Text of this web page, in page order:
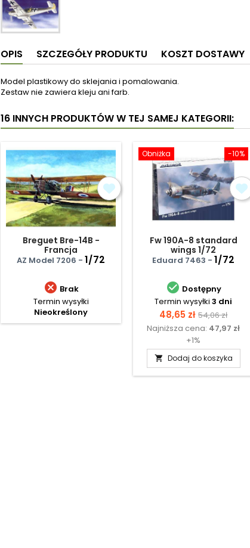
OPIS SZCZEGÓŁY PRODUKTU KOSZT DOSTAWY
Model plastikowy do sklejania i pomalowania.
Zestaw nie zawiera kleju ani farb.
16 INNYCH PRODUKTÓW W TEJ SAMEJ KATEGORII:
Breguet Bre-14B -
Francja
AZ Model 7206 - 1/72
 Brak
Termin wysyłki
Nieokreślony
-10%
Obniżka
Fw 190A-8 standard
wings 1/72
Eduard 7463 - 1/72
 Dostępny
Termin wysyłki 3 dni
Cena
48,65 zł Cena
podstawowa
54,06 zł
Najniższa cena: 47,97 zł
+1%
 Dodaj do koszyka